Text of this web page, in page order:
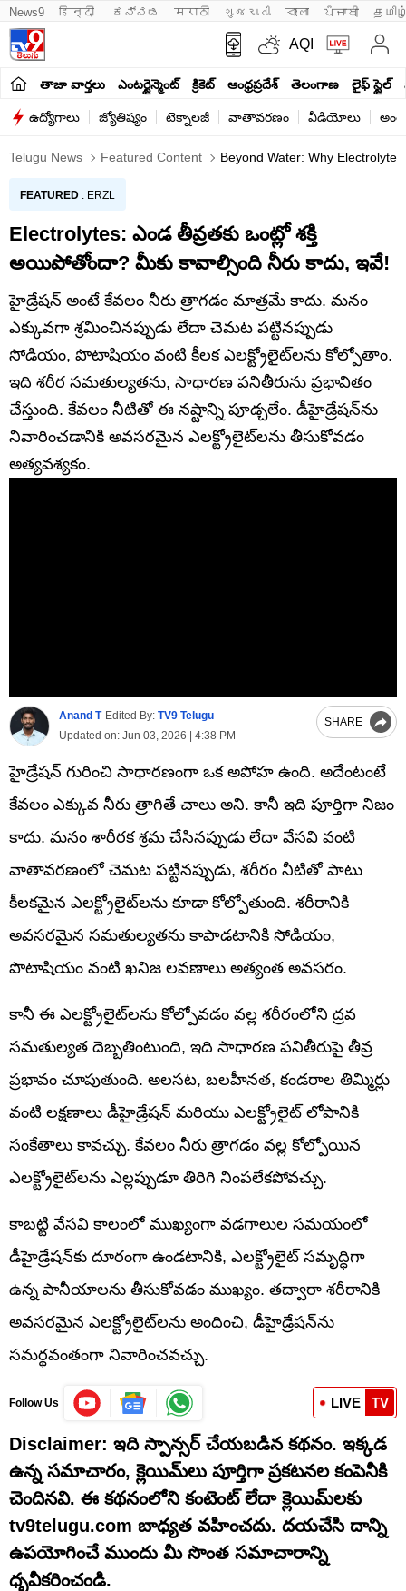
News9 हिन्दी ಕನ್ನಡ मराठी ગુજરાતી বাংলা ਪੰਜਾਬੀ
AQI
తాజా వార్తలు ఎంటర్టైన్మెంట్ క్రికెట్ ఆంధ్రప్రదేశ్ తెలంగాణ లైఫ్ స్టైల్
ఉద్యోగాలు జ్యోతిష్యం టెక్నాలజీ వాతావరణం వీడియోలు
Telugu News Featured Content Beyond Water: Why
FEATURED : ERZL
Electrolytes: ఎండ తీవ్రతకు ఒంట్లో శక్తి
అయిపోతోందా? మీకు కావాల్సింది నీరు కాదు, ఇవే!
హైడ్రేషన్ అంటే కేవలం నీరు త్రాగడం మాత్రమే కాదు. మనం
ఎక్కువగా శ్రమించినప్పుడు లేదా చెమట పట్టినప్పుడు
సోడియం, పొటాషియం వంటి కీలక ఎలక్ట్రోలైట్‌లను కోల్పోతాం.
ఇది శరీర సమతుల్యతను, సాధారణ పనితీరును ప్రభావితం
చేస్తుంది. కేవలం నీటితో ఈ నష్టాన్ని పూడ్చలేం. డీహైడ్రేషన్‌ను
నివారించడానికి అవసరమైన ఎలక్ట్రోలైట్‌లను తీసుకోవడం
అత్యవశ్యకం.
Anand T Edited By: TV9 Telugu
Updated on: Jun 03, 2026 | 4:38 PM
SHARE
హైడ్రేషన్ గురించి సాధారణంగా ఒక అపోహ ఉంది. అదేంటంటే
కేవలం ఎక్కువ నీరు త్రాగితే చాలు అని. కానీ ఇది పూర్తిగా నిజం
కాదు. మనం శారీరక శ్రమ చేసినప్పుడు లేదా వేసవి వంటి
వాతావరణంలో చెమట పట్టినప్పుడు, శరీరం నీటితో పాటు
కీలకమైన ఎలక్ట్రోలైట్‌లను కూడా కోల్పోతుంది. శరీరానికి
అవసరమైన సమతుల్యతను కాపాడటానికి సోడియం,
పొటాషియం వంటి ఖనిజ లవణాలు అత్యంత అవసరం.
కానీ ఈ ఎలక్ట్రోలైట్‌లను కోల్పోవడం వల్ల శరీరంలోని ద్రవ
సమతుల్యత దెబ్బతింటుంది, ఇది సాధారణ పనితీరుపై తీవ్ర
ప్రభావం చూపుతుంది. అలసట, బలహీనత, కండరాల తిమ్మిర్లు
వంటి లక్షణాలు డీహైడ్రేషన్ మరియు ఎలక్ట్రోలైట్ లోపానికి
సంకేతాలు కావచ్చు. కేవలం నీరు త్రాగడం వల్ల కోల్పోయిన
ఎలక్ట్రోలైట్‌లను ఎల్లప్పుడూ తిరిగి నింపలేకపోవచ్చు.
కాబట్టి వేసవి కాలంలో ముఖ్యంగా వడగాలుల సమయంలో
డీహైడ్రేషన్‌కు దూరంగా ఉండటానికి, ఎలక్ట్రోలైట్ సమృద్ధిగా
ఉన్న పానీయాలను తీసుకోవడం ముఖ్యం. తద్వారా శరీరానికి
అవసరమైన ఎలక్ట్రోలైట్‌లను అందించి, డీహైడ్రేషన్‌ను
సమర్థవంతంగా నివారించవచ్చు.
Follow Us LIVE TV
Disclaimer: ఇది స్పాన్సర్ చేయబడిన కథనం. ఇక్కడ
ఉన్న సమాచారం, క్లెయిమ్‌లు పూర్తిగా ప్రకటనల కంపెనీకి
చెందినవి. ఈ కథనంలోని కంటెంట్ లేదా క్లెయిమ్‌లకు
tv9telugu.com బాధ్యత వహించదు. దయచేసి దాన్ని
ఉపయోగించే ముందు మీ సొంత సమాచారాన్ని
ధృవీకరించండి.